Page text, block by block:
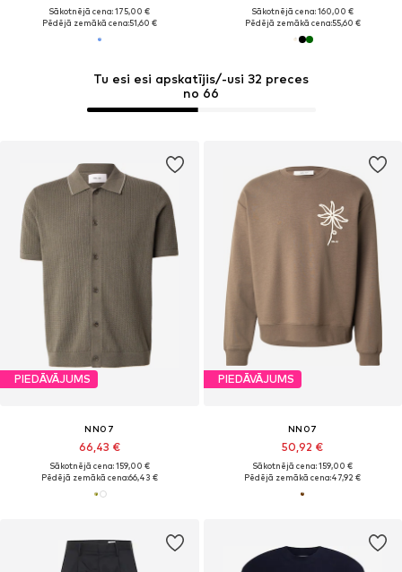
Tu esi esi apskatījis/-usi 32 preces
no 66
Sākotnējā cena: 175,00 €
Pēdējā zemākā cena:51,60 €
Sākotnējā cena: 160,00 €
Pēdējā zemākā cena:55,60 €
PIEDĀVĀJUMS
NN07
66,43 €
Sākotnējā cena: 159,00 €
Pēdējā zemākā cena:66,43 €
PIEDĀVĀJUMS
NN07
50,92 €
Sākotnējā cena: 159,00 €
Pēdējā zemākā cena:47,92 €